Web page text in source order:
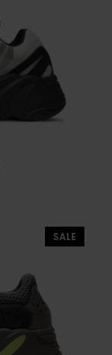
SALE